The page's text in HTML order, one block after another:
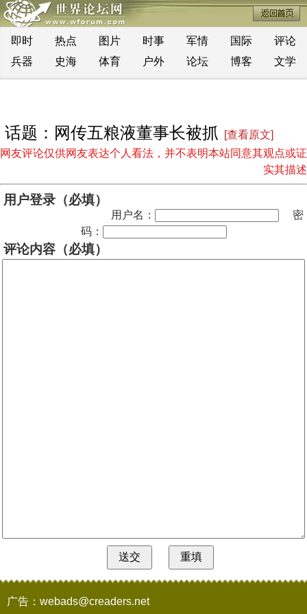
即时 热点 图片 时事 军情 国际
评论
兵器
史海 体育 户外 论坛 博客 文学
话题：网传五粮液董事长被抓
[查看原文]
网友评论仅供网友表达个人看法，并不表明本站同意其观点或证
实其描述
用户登录（必填）
用户名：
密
码：
评论内容（必填）
广告：webads@creaders.net